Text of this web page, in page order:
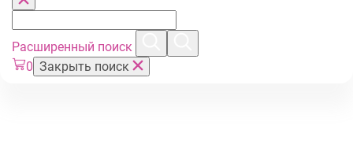
Расширенный поиск
0 Закрыть поиск